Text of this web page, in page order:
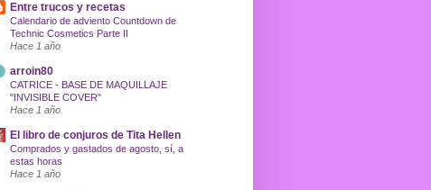
Entre trucos y recetas
Calendario de adviento Countdown de
Technic Cosmetics Parte II
Hace 1 año
arroin80
CATRICE - BASE DE MAQUILLAJE
"INVISIBLE COVER"
Hace 1 año
El libro de conjuros de Tita Hellen
Comprados y gastados de agosto, sí, a
estas horas
Hace 1 año